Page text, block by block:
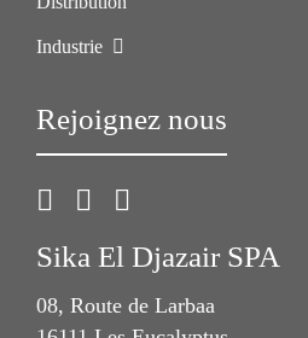
Industrie
Rejoignez nous
Sika El Djazair SPA
08, Route de Larbaa